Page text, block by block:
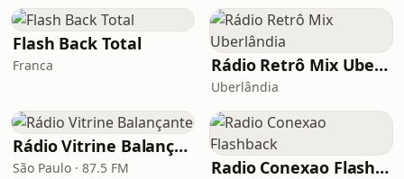
Flash Back Total
Franca Rádio Retrô Mix Uberlândia
Uberlândia
Rádio Vitrine Balançante
São Paulo · 87.5 FM Radio Conexao Flashback